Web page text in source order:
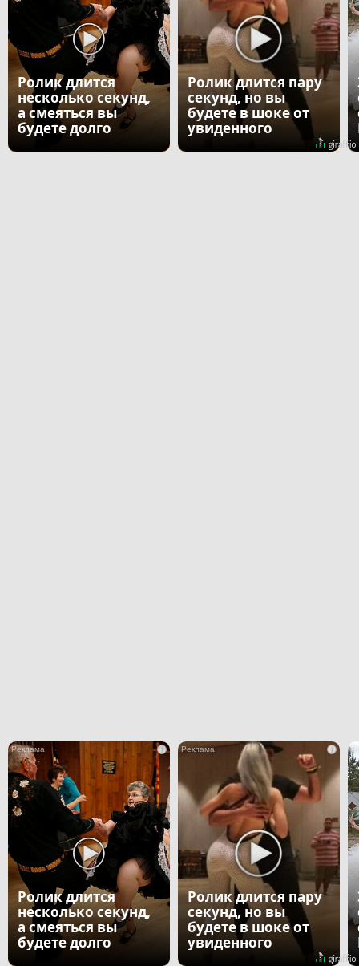
Ролик длится
несколько секунд,
а смеяться вы
будете долго
Ролик длится пару
секунд, но вы
будете в шоке от
увиденного
i
Ролик длится
несколько секунд,
а смеяться вы
будете долго
i
Ролик длится пару
секунд, но вы
будете в шоке от
увиденного